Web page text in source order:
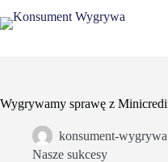
do
Wygrywamy sprawę z
konsument-wygrywa
Nasze sukcesy